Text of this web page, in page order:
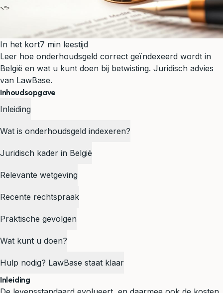
In het kort7 min leestijd
Leer hoe onderhoudsgeld correct geïndexeerd wordt in
België en wat u kunt doen bij betwisting. Juridisch advies
van LawBase.
Inhoudsopgave
Inleiding
Wat is onderhoudsgeld indexeren?
Juridisch kader in België
Relevante wetgeving
Recente rechtspraak
Praktische gevolgen
Wat kunt u doen?
Hulp nodig? LawBase staat klaar
Inleiding